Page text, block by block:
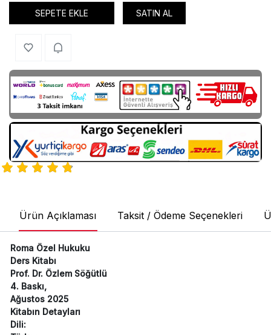
SEPETE EKLE SATIN AL
Ürün Açıklaması Taksit / Ödeme Seçenekleri
Roma Özel Hukuku
Ders Kitabı
Prof. Dr. Özlem Söğütlü
4. Baskı,
Ağustos 2025
Kitabın Detayları
Dili: